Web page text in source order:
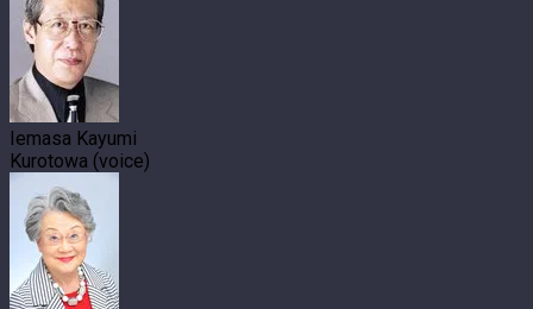
Iemasa Kayumi
Kurotowa (voice)